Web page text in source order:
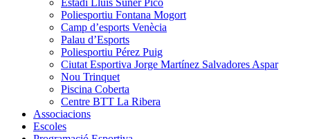
Estadi Lluis Suñer Picó
Poliesportiu Fontana Mogort
Camp d’esports Venècia
Palau d’Esports
Poliesportiu Pérez Puig
Ciutat Esportiva Jorge Martínez Salvadores Aspar
Nou Trinquet
Piscina Coberta
Centre BTT La Ribera
Associacions
Escoles